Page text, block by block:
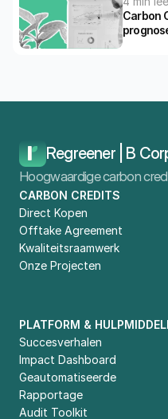
Carbon
Regreener | B
Hoogwaardige carbon
CARBON CREDITS
Direct Kopen
Offtake Agreement
Kwaliteitsraamwerk
Onze Projecten
PLATFORM &
Succesverhalen
Impact Dashboard
Geautomatiseerde
Rapportage
Audit Toolkit